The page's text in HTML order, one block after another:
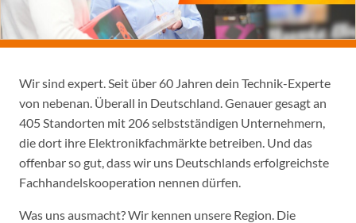
Wir sind expert. Seit über 60 Jahren dein Technik-Experte
von nebenan. Überall in Deutschland. Genauer gesagt an
405 Standorten mit 206 selbstständigen Unternehmern,
die dort ihre Elektronikfachmärkte betreiben. Und das
offenbar so gut, dass wir uns Deutschlands erfolgreichste
Fachhandelskooperation nennen dürfen.
Was uns ausmacht? Wir kennen unsere Region. Die